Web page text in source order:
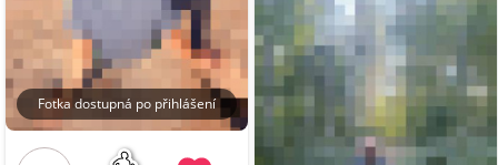
Fotka dostupná po přihlášení